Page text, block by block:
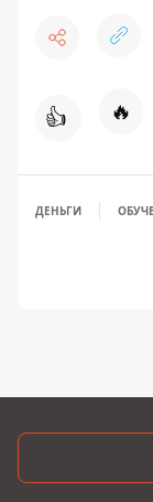
👍 🔥
ДЕНЬГИ